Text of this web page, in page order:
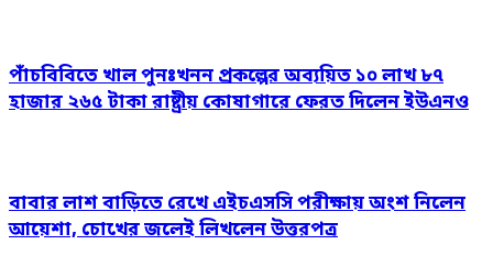
পাঁচবিবিতে খাল পুনঃখনন প্রকল্পের অব্যয়িত ১০ লাখ ৮৭
হাজার ২৬৫ টাকা রাষ্ট্রীয় কোষাগারে ফেরত দিলেন ইউএনও
বাবার লাশ বাড়িতে রেখে এইচএসসি পরীক্ষায় অংশ নিলেন
আয়েশা, চোখের জলেই লিখলেন উত্তরপত্র